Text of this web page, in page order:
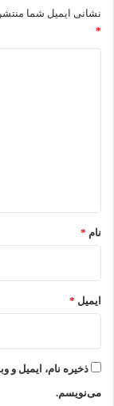
نشانی ایمیل شما
*
نام *
ایمیل *
ذخیره نام، ایمیل و
می‌نویسم.